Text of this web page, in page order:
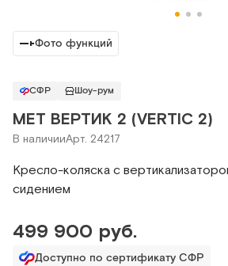
Фото функций
СФР Шоу-рум
MET ВЕРТИК 2 (VERTIC 2)
В наличииАрт. 24217
Кресло-коляска с
сидением
499 900 руб.
Доступно по сертификату СФР